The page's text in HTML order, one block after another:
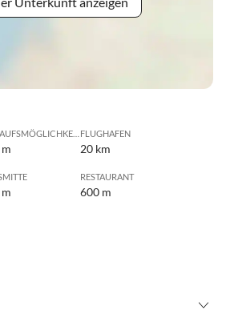
EINKAUFSMÖGLICHKEIT FLUGHAFEN
20 km
RESTAURANT
600 m